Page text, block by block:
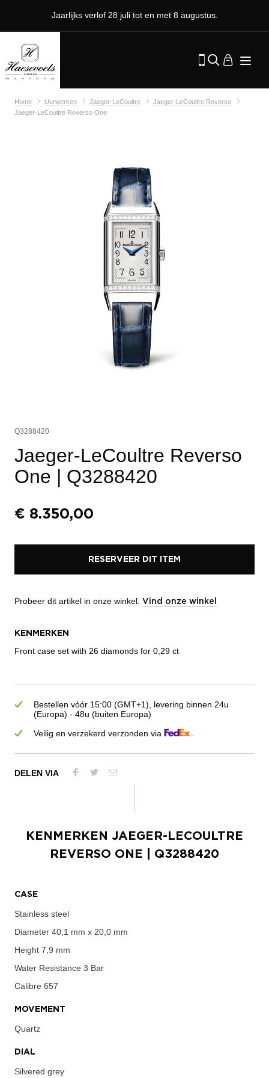
Jaarlijks verlof 28 juli tot en met 8 augustus.
Home Uurwerken Jaeger-LeCoultre
Jaeger-LeCoultre Reverso
Jaeger-LeCoultre Reverso One
Q3288420
Jaeger-LeCoultre Reverso
One | Q3288420
€ 8.350,00
RESERVEER DIT ITEM
Probeer dit artikel in onze winkel. Vind onze winkel
KENMERKEN
Front case set with 26 diamonds for 0,29 ct
Bestellen vóór 15:00 (GMT+1), levering binnen 24u
(Europa) - 48u (buiten Europa)
Veilig en verzekerd verzonden via
DELEN VIA
KENMERKEN JAEGER-LECOULTRE
REVERSO ONE | Q3288420
CASE
Stainless steel
Diameter 40,1 mm x 20,0 mm
Height 7,9 mm
Water Resistance 3 Bar
Calibre 657
MOVEMENT
Quartz
DIAL
Silvered grey